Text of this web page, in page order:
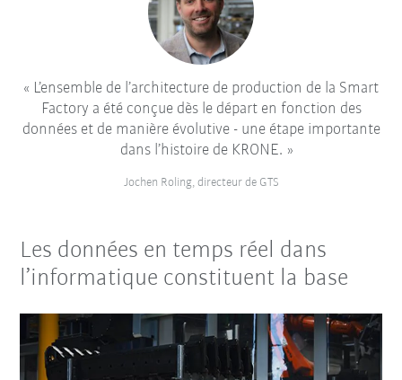
L’ensemble de l’architecture de production de la Smart
Factory a été conçue dès le départ en fonction des
données et de manière évolutive - une étape importante
dans l’histoire de KRONE.
Jochen Roling, directeur de GTS
Les données en temps réel dans
l’informatique constituent la base